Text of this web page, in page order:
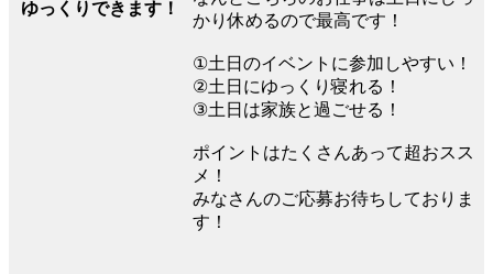
ゆっくりできます！
かり休めるので最高です！
①土日のイベントに参加しやすい！
②土日にゆっくり寝れる！
③土日は家族と過ごせる！
ポイントはたくさんあって超おスス
メ！
みなさんのご応募お待ちしておりま
す！